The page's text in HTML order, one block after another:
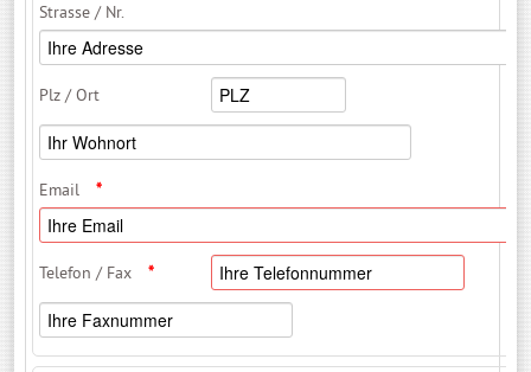
Strasse / Nr.
Plz / Ort
Email *
Telefon / Fax *